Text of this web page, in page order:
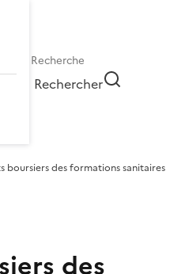
Rechercher
boursiers des formations sanitaires
des